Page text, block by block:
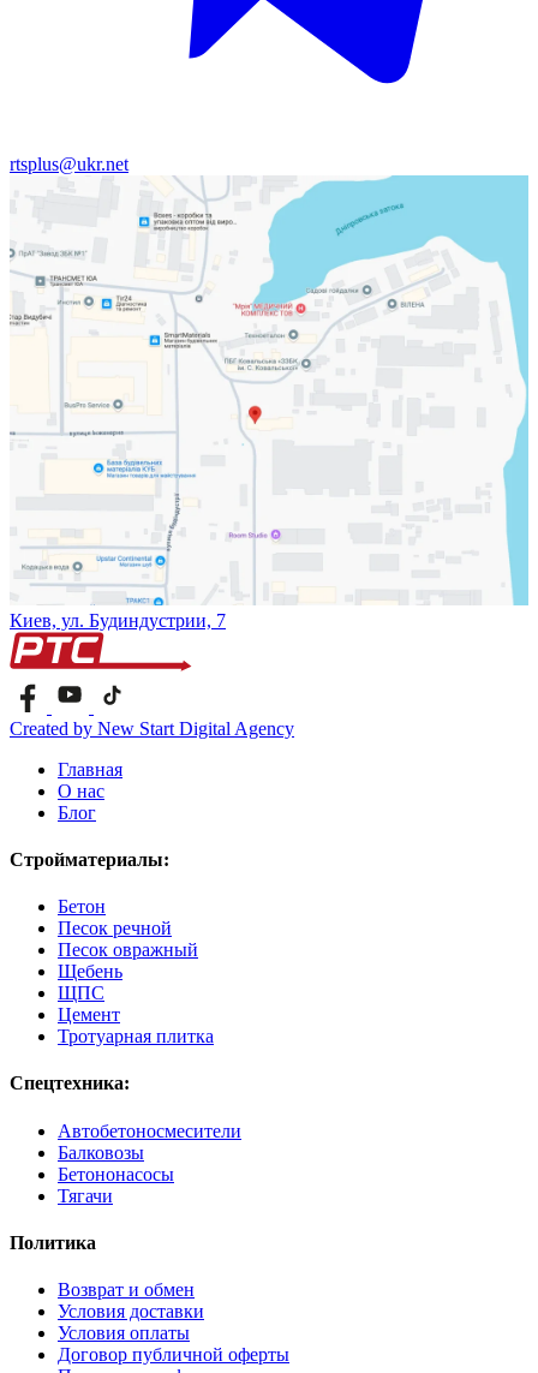
rtsplus@ukr.net
Киев, ул. Будиндустрии, 7
Created by New Start Digital Agency
Главная
О нас
Блог
Стройматериалы:
Бетон
Песок речной
Песок овражный
Щебень
ЩПС
Цемент
Тротуарная плитка
Спецтехника:
Автобетоносмесители
Балковозы
Бетононасосы
Тягачи
Политика
Возврат и обмен
Условия доставки
Условия оплаты
Договор публичной оферты